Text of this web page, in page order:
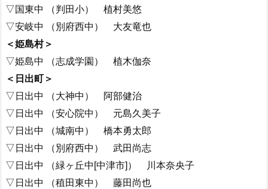
▽国東中 （判田小） 植村美悠
▽安岐中 （別府西中） 大友竜也
＜姫島村＞
▽姫島中 （志成学園） 植木伽奈
＜日出町＞
▽日出中 （大神中） 阿部健治
▽日出中 （安心院中） 元島久美子
▽日出中 （城南中） 橋本勇太郎
▽日出中 （別府西中） 武田尚志
▽日出中 （緑ヶ丘中[中津市]） 川本奈央子
▽日出中 （稙田東中） 藤田尚也